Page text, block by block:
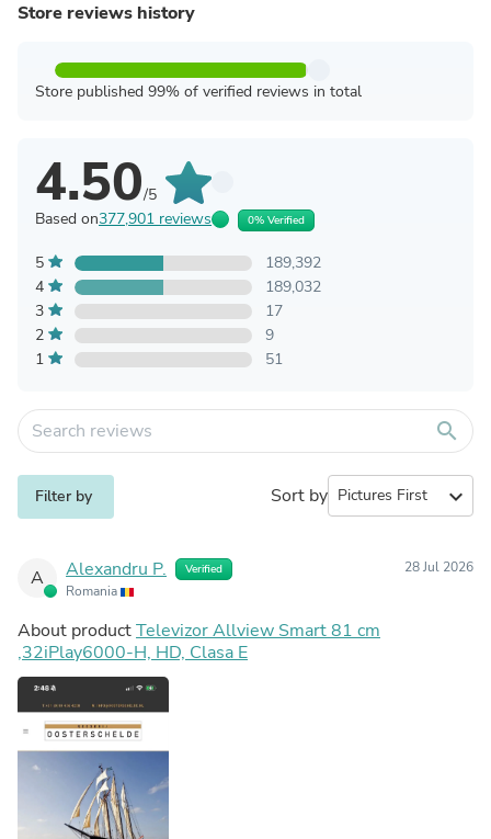
Store reviews history
Store published 99% of verified reviews in total
4.50/5
Based on377,901 reviews 0% Verified
5
189,392
4
189,032
3
17
2
9
1
51
search
Filter by Sort by expand_more
A Alexandru P. Verified
Romania
28 Jul 2026
About productTelevizor Allview Smart 81 cm
,32iPlay6000-H, HD, Clasa E